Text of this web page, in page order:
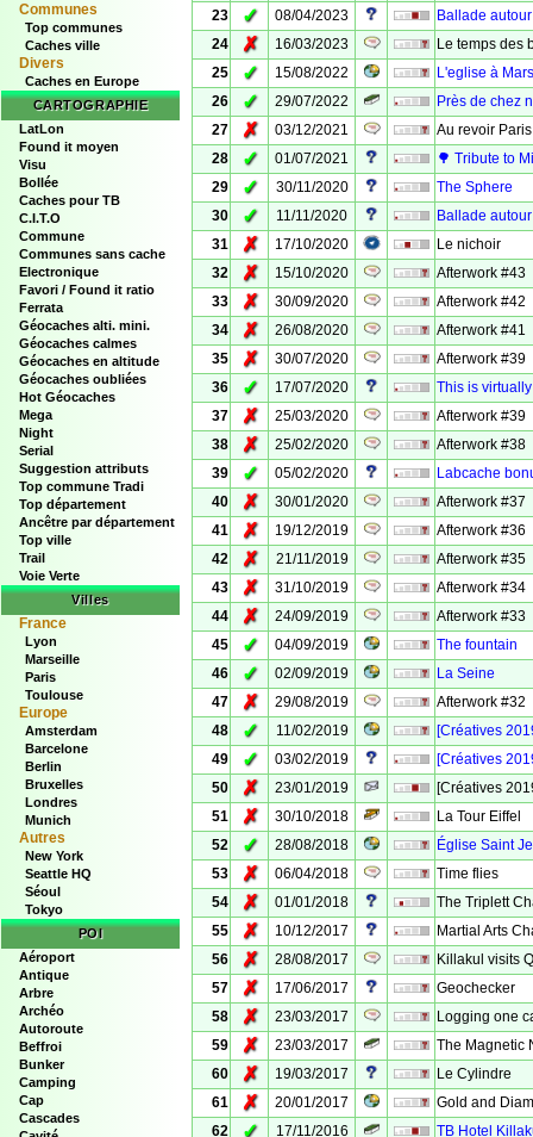
Communes
Top communes
Caches ville
Divers
Caches en Europe
CARTOGRAPHIE
LatLon
Found it moyen
Visu
Bollée
Caches pour TB
C.I.T.O
Commune
Communes sans cache
Electronique
Favori / Found it ratio
Ferrata
Géocaches alti. mini.
Géocaches calmes
Géocaches en altitude
Géocaches oubliées
Hot Géocaches
Mega
Night
Serial
Suggestion attributs
Top commune Tradi
Top département
Ancêtre par département
Top ville
Trail
Voie Verte
Villes
France
Lyon
Marseille
Paris
Toulouse
Europe
Amsterdam
Barcelone
Berlin
Bruxelles
Londres
Munich
Autres
New York
Seattle HQ
Séoul
Tokyo
POI
Aéroport
Antique
Arbre
Archéo
Autoroute
Beffroi
Bunker
Camping
Cap
Cascades
23
✓ 08/04/2023
Ballade
24
✗ 16/03/2023
Le temps des
25
✓ 15/08/2022
L'eglise à
26
✓ 29/07/2022
Près de chez
27
✗ 03/12/2021
Au revoir Paris
28
✓ 01/07/2021
🌳 Tribute to
29
✓ 30/11/2020
The Sphere
30
✓ 11/11/2020
Ballade
31
✗ 17/10/2020
Le nichoir
32
✗ 15/10/2020
Afterwork #43
33
✗ 30/09/2020
Afterwork #42
34
✗ 26/08/2020
Afterwork #41
35
✗ 30/07/2020
Afterwork #39
36
✓ 17/07/2020
This is
37
✗ 25/03/2020
Afterwork #39
38
✗ 25/02/2020
Afterwork #38
39
✓ 05/02/2020
Labcache
40
✗ 30/01/2020
Afterwork #37
41
✗ 19/12/2019
Afterwork #36
42
✗ 21/11/2019
Afterwork #35
43
✗ 31/10/2019
Afterwork #34
44
✗ 24/09/2019
Afterwork #33
45
✓ 04/09/2019
The fountain
46
✓ 02/09/2019
La Seine
47
✗ 29/08/2019
Afterwork #32
48
✓ 11/02/2019
[Créatives
49
✓ 03/02/2019
[Créatives
50
✗ 23/01/2019
[Créatives
51
✗ 30/10/2018
La Tour Eiffel
52
✓ 28/08/2018
Église Saint
53
✗ 06/04/2018
Time flies
54
✗ 01/01/2018
The Triplett
55
✗ 10/12/2017
Martial Arts
56
✗ 28/08/2017
Killakul visits
57
✗ 17/06/2017
Geochecker
58
✗ 23/03/2017
Logging one
59
✗ 23/03/2017
The Magnetic
60
✗ 19/03/2017
Le Cylindre
61
✗ 20/01/2017
Gold and
62
✓ 17/11/2016
TB Hotel